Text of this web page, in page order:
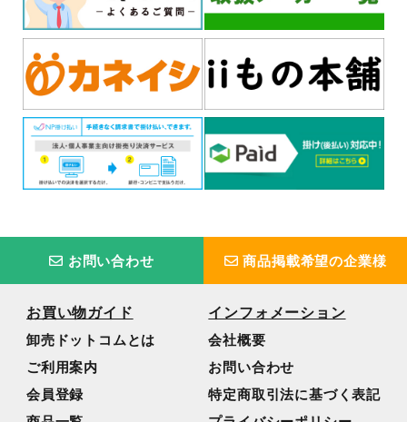
お問い合わせ 商品掲載希望の企業様
お買い物ガイド
卸売ドットコムとは
ご利用案内
会員登録
インフォメーション
会社概要
お問い合わせ
特定商取引法に基づく表記